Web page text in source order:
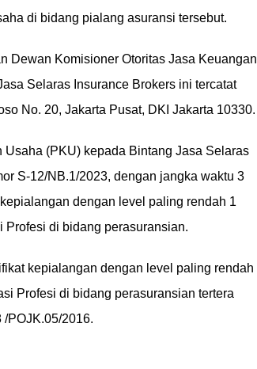
di bidang pialang asuransi tersebut.
Dewan Komisioner Otoritas Jasa Keuangan
Selaras Insurance Brokers ini tercatat
No. 20, Jakarta Pusat, DKI Jakarta 10330.
(PKU) kepada Bintang Jasa Selaras
S-12/NB.1/2023, dengan jangka waktu 3
dengan level paling rendah 1
di bidang perasuransian.
kepialangan dengan level paling rendah
Profesi di bidang perasuransian tertera
POJK.05/2016.